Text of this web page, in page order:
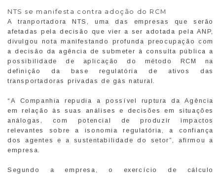
NTS se manifesta contra adoção do RCM
A tranportadora NTS, uma das empresas que serão
afetadas pela decisão que vier a ser adotada pela ANP,
divulgou nota manifestando profunda preocupação com
a decisão da agência de submeter à consulta pública a
possibilidade de aplicação do método RCM na
definição da base regulatória de ativos das
transportadoras privadas de gás natural.
“A Companhia repudia a possível ruptura da Agência
em relação às suas análises e decisões em situações
análogas, com potencial de produzir impactos
relevantes sobre a isonomia regulatória, a confiança
dos agentes e a sustentabilidade do setor”, afirmou a
empresa.
Segundo a empresa, o exercício de cálculo